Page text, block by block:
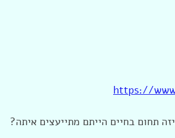
https://
תחום בחיים הייתם מתייעצים איתה?